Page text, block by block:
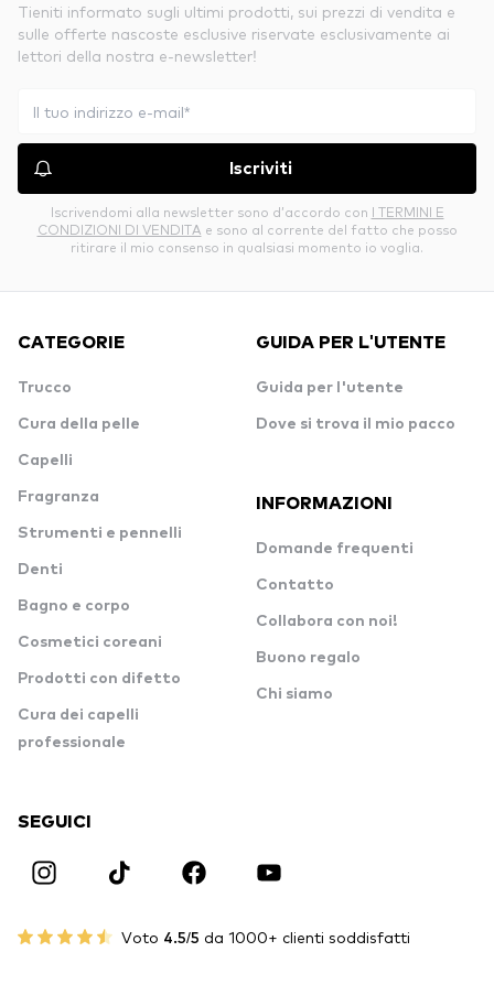
Tieniti informato sugli ultimi prodotti, sui prezzi di vendita e
sulle offerte nascoste esclusive riservate esclusivamente ai
lettori della nostra e-newsletter!
Iscriviti
Iscrivendomi alla newsletter sono d’accordo con I TERMINI E
CONDIZIONI DI VENDITA e sono al corrente del fatto che posso
ritirare il mio consenso in qualsiasi momento io voglia.
CATEGORIE
Trucco
Cura della pelle
Capelli
Fragranza
Strumenti e pennelli
Denti
Bagno e corpo
Cosmetici coreani
Prodotti con difetto
Cura dei capelli
professionale
GUIDA PER L'UTENTE
Guida per l'utente
Dove si trova il mio pacco
INFORMAZIONI
Domande frequenti
Contatto
Collabora con noi!
Buono regalo
Chi siamo
SEGUICI
Voto 4.5/5 da 1000+ clienti soddisfatti